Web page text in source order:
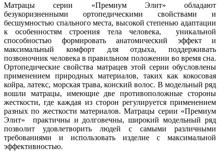
Матрацы серии «Премиум Элит» обладают
безукоризненными ортопедическими свойствами и
бесшумностью спального места, высокой степенью адаптации
к особенностям строения тела человека, уникальной
способностью формировать анатомический эффект и
максимальный комфорт для отдыха, поддерживать
позвоночник человека в правильном положении во время сна.
Ортопедические свойства матрацев этой серии обусловлены
применением природных материалов, таких как кокосовая
койра, латекс, морская трава, конский волос. В модельный ряд
вошли матрацы, имеющие две противоположные стороны
жесткости, где каждая из сторон регулируется применением
разных по жесткости материалов. Матрацы серии «Премиум
Элит» практичны и долговечны, широкий модельный ряд
позволит удовлетворить людей с самыми различными
требованиями и использовать изделие с максимальной
эффективностью.